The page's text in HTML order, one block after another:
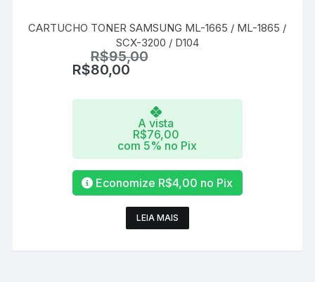
CARTUCHO TONER SAMSUNG ML-1665 / ML-1865 /
SCX-3200 / D104
R$95,00
R$80,00
A vista
R$76,00
com 5% no Pix
Economize R$4,00 no Pix
LEIA MAIS